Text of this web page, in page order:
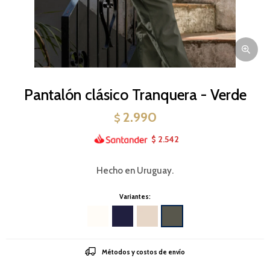
Pantalón clásico Tranquera - Verde
$ 2.990
$ 2.542
Hecho en Uruguay.
Variantes:
Métodos y costos de envío